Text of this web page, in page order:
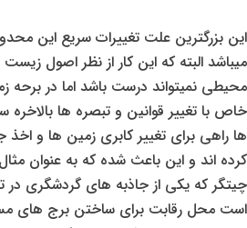
این بزرگترین علت تغییرات سریع این
میباشد البته که این کار از نظر اصول زیست
محیطی نمیتواند درست باشد اما در برحه
خاص با تغییر قوانین و تبصره ها بالاخره
ها راهی برای تغییر کابری زمین ها و اخذ
کرده اند و این باعث شده که به عنوان
چیتگر که یکی از جاذبه های گردشگری در
است محل رقابت برای ساختن برج های